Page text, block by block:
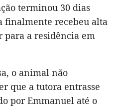
terminou 30 dias
finalmente recebeu alta
para a residência em
o animal não
que a tutora entrasse
por Emmanuel até o